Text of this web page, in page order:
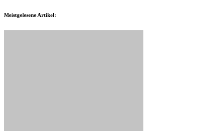
Meistgelesene Artikel: